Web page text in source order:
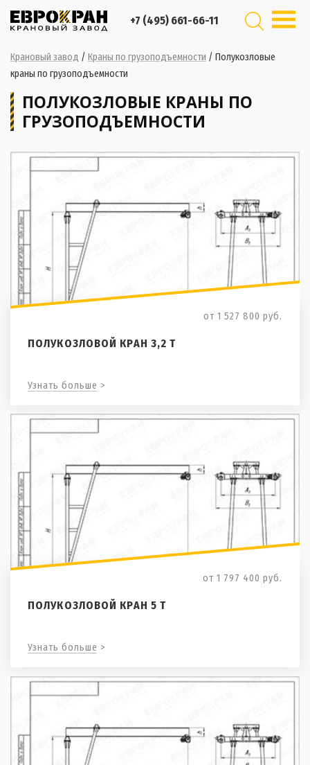
+7 (495) 661-66-11
Крановый завод / Краны по грузоподъемности / Полукозловые
краны по грузоподъемности
ПОЛУКОЗЛОВЫЕ КРАНЫ ПО
ГРУЗОПОДЪЕМНОСТИ
от 1 527 800 руб.
ПОЛУКОЗЛОВОЙ КРАН 3,2 Т
Узнать больше >
от 1 797 400 руб.
ПОЛУКОЗЛОВОЙ КРАН 5 Т
Узнать больше >